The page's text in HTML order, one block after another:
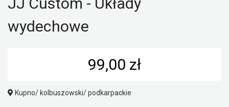
wydechowe
99,00 zł
Kupno/ kolbuszowski/ podkarpackie